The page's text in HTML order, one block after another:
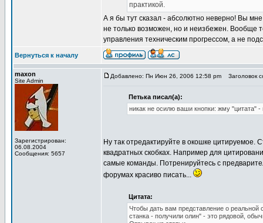
практикой.
А я бы тут сказал - абсолютно неверно! Вы
не только возможен, но и неизбежен. Вообще
управления техническим прогрессом, а не
Вернуться к началу
maxon
Site Admin
Зарегистрирован:
06.08.2004
Сообщения: 5657
Добавлено: Пн Июн 26, 2006 12:58 pm Заголовок
Петька писал(а):
никак не осилю ваши кнопки: жму "цитата" -
Ну так отредактируйте в окошке цитируемое.
квадратных скобках. Например для
самые команды. Потренируйтесь с
форумах красиво писать...
Цитата:
Чтобы дать вам представление о реальной
станка - получили олин" - это рядовой,